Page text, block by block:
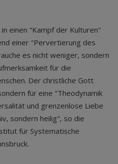
einen "Kampf der Kulturen"
einer "Pervertierung des
es nicht weniger, sondern
für die
Der christliche Gott
für eine "Theodynamik
und grenzenlose Liebe
sondern heilig", so die
für Systematische